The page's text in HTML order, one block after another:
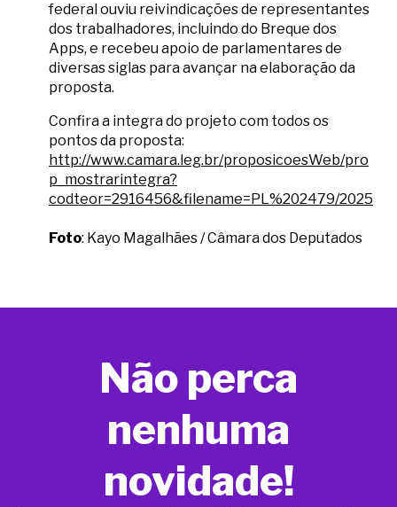
federal ouviu reivindicações de representantes
dos trabalhadores, incluindo do Breque dos
Apps, e recebeu apoio de parlamentares de
diversas siglas para avançar na elaboração da
proposta.
Confira a integra do projeto com todos os
pontos da proposta:
http://www.camara.leg.br/proposicoesWeb/pro
p_mostrarintegra?
codteor=2916456&filename=PL%202479/2025
Foto: Kayo Magalhães / Câmara dos Deputados
Não perca
nenhuma
novidade!